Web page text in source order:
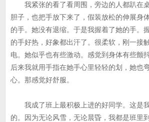
我紧张的看了看周围，旁边的人都趴在
胆子，也把手放下来了，假装放松的伸展身
的手。她没有退缩。于是我握着了她的手。
的手好热，好象都出汗了。很柔软，刚一接
电。她似乎也有些激动。感觉到身体有些颤
后来我就用手指在她手心里轻轻的划，她也
心。那感觉好舒服。
我成了班上最积极上进的好同学。这是
的。因为无论风雪，无论晨昏，我都是班里